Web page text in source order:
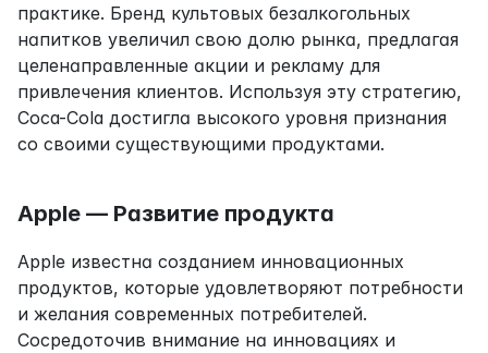
практике. Бренд культовых безалкогольных
напитков увеличил свою долю рынка, предлагая
целенаправленные акции и рекламу для
привлечения клиентов. Используя эту стратегию,
Coca-Cola достигла высокого уровня признания
со своими существующими продуктами.
Apple — Развитие продукта
Apple известна созданием инновационных
продуктов, которые удовлетворяют потребности
и желания современных потребителей.
Сосредоточив внимание на инновациях и